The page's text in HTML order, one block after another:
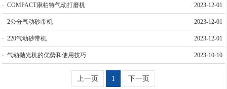
2023-12-01
COMPACT康柏特气动打磨机
2023-12-01
2公分气动砂带机
2023-12-01
220气动砂带机
2023-10-10
气动抛光机的优势和使用技巧
上一页 1 下一页